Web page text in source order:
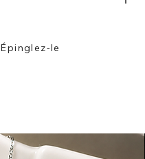
Épinglez-le